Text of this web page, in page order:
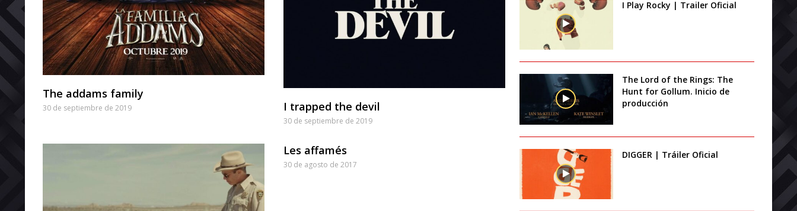
The addams family
30 de septiembre de 2019 I trapped the devil
30 de septiembre de 2019
Les affamés
30 de agosto de 2017
I Play Rocky | Trailer Oficial
The Lord of the Rings: The
Hunt for Gollum. Inicio de
producción
DIGGER | Tráiler Oficial